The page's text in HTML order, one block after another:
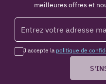
meilleures offres et
J'accepte la politique de